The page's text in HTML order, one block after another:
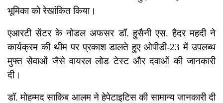
भूमिका को रेखांकित किया।
एआरटी सेंटर के नोडल अफसर डॉ. हुसैनी एस. हैदर महदी ने
कार्यक्रम की थीम पर प्रकाश डालते हुए ओपीडी-23 में उपलब्ध
मुफ्त सेवाओं जैसे वायरल लोड टेस्ट और दवाओं की जानकारी
दी।
डॉ. मोहम्मद साकिब आलम ने हेपेटाइटिस की सामान्य जानकारी दी